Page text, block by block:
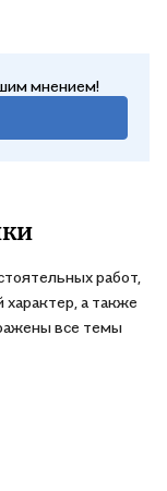
мнением!
работ,
а также
все темы